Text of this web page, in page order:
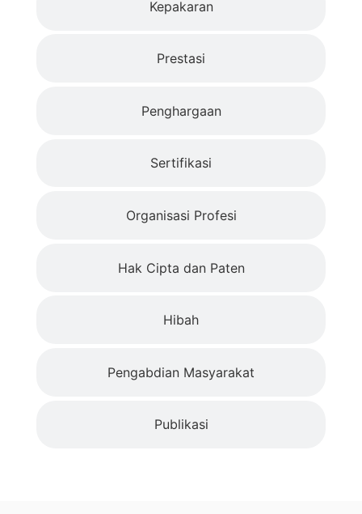
Kepakaran
Prestasi
Penghargaan
Sertifikasi
Organisasi Profesi
Hak Cipta dan Paten
Hibah
Pengabdian Masyarakat
Publikasi